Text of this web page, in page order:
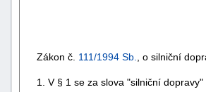
Zákon č. 111/1994 Sb. , o silniční
1. V § 1 se za slova "silniční dopravy"